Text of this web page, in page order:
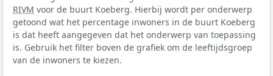
RIVM voor de buurt Koeberg. Hierbij wordt per onderwerp
getoond wat het percentage inwoners in de buurt Koeberg
is dat heeft aangegeven dat het onderwerp van toepassing
is. Gebruik het filter boven de grafiek om de leeftijdsgroep
van de inwoners te kiezen.